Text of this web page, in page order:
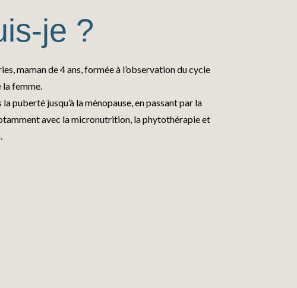
je ?
maman de 4 ans, formée à l’observation du cycle
la femme.
la puberté jusqu’à la ménopause, en passant par la
avec la micronutrition, la phytothérapie et